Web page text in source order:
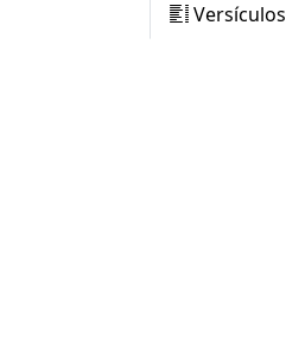
Versículos